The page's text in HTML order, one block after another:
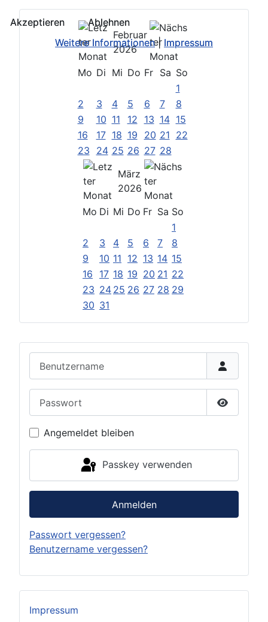
Passwort
Angemeldet bleiben
Passkey verwenden
Anmelden
Passwort vergessen?
Benutzername vergessen?
Akzeptieren
Ablehnen
Weitere Informationen| Impressum
Februar
2026
Mo Di Mi Do Fr Sa So
1
2
3 4 5 6 7
8
9
10 11 12 13 14 15
16
17 18 19 20 21 22
23
24 25 26 27 28
März
2026
Mo Di Mi Do Fr Sa So
1
2
3 4 5 6 7
8
9
10 11 12 13 14 15
16
17 18 19 20 21 22
23 24 25 26 27 28 29
30 31
Impressum
Akzeptieren
Ablehnen
Weitere Informationen| Impressum